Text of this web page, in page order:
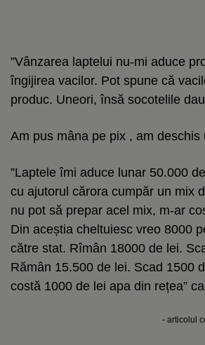
”Vânzarea laptelui nu-mi aduce
îngijirea vacilor. Pot spune că
produc. Uneori, însă socotelile
Am pus mâna pe pix , am
”Laptele îmi aduce lunar 50.000
cu ajutorul cărora cumpăr un mix
nu pot să prepar acel mix, m-ar
Din aceștia cheltuiesc vreo 8000
către stat. Rîmân 18000 de lei.
Rămân 15.500 de lei. Scad 1500
costă 1000 de lei apa din rețea”
- articolul